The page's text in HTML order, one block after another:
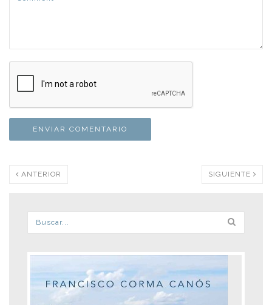
ANTERIOR SIGUIENTE
Formulario de búsqueda